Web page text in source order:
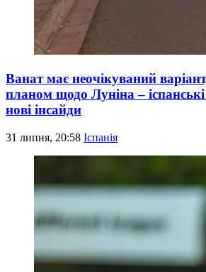
Ванат має неочікуваний
планом щодо Луніна –
нові інсайди
31 липня, 20:58 Іспанія